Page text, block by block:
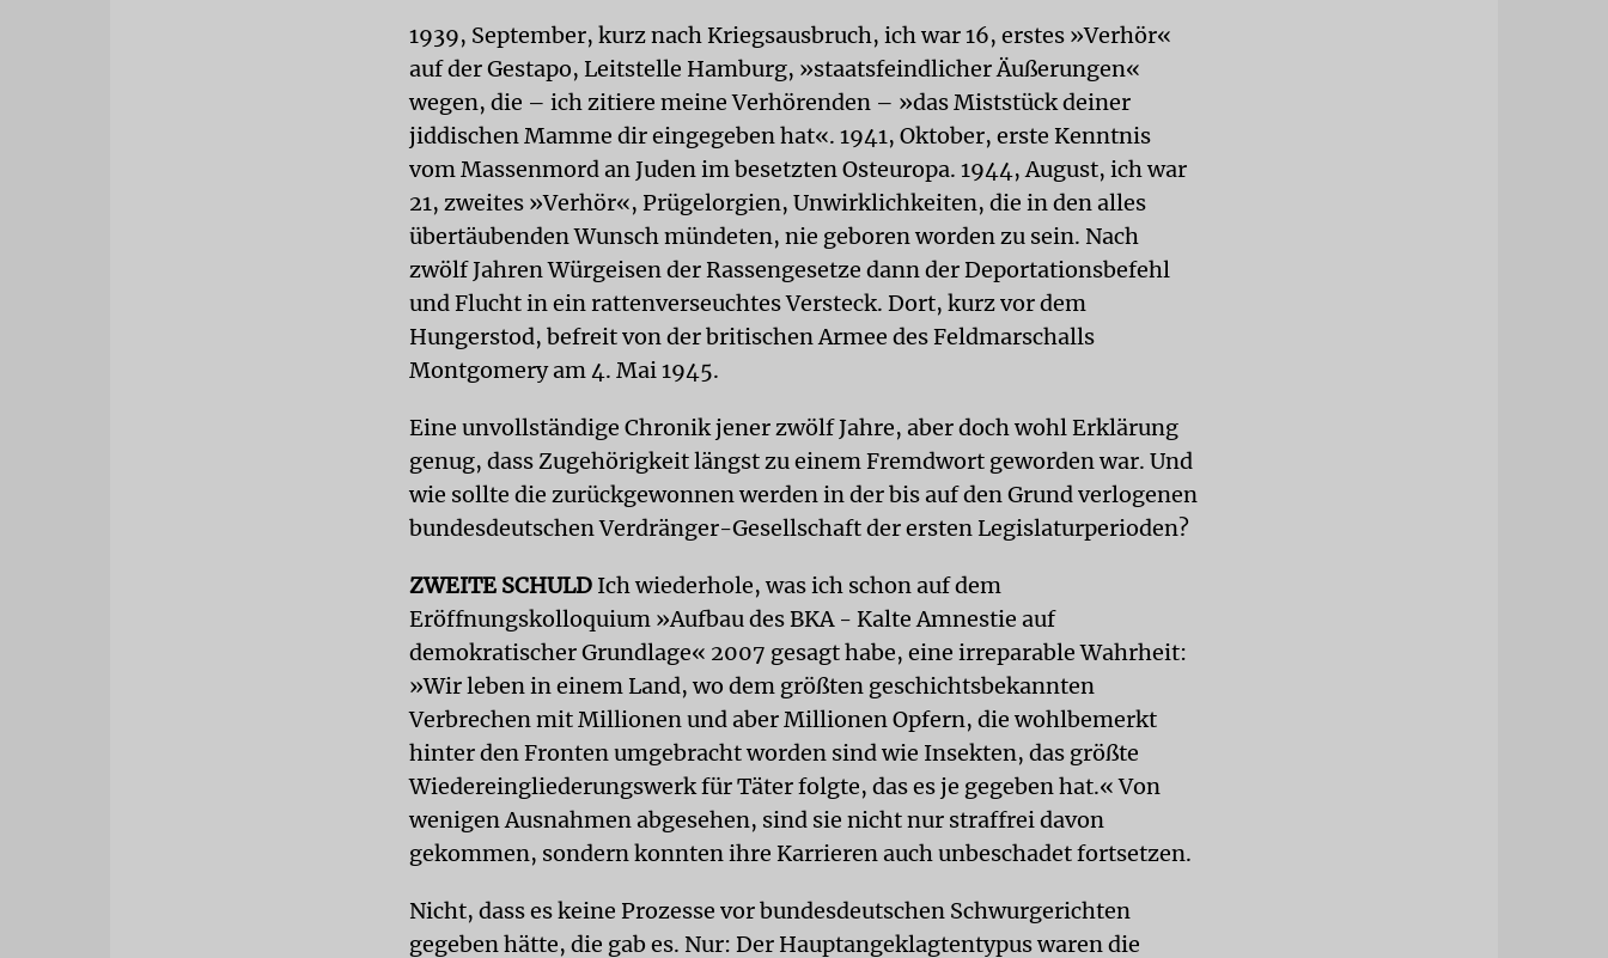
1939, September, kurz nach Kriegsausbruch, ich war 16, erstes »Verhör«
auf der Gestapo, Leitstelle Hamburg, »staatsfeindlicher Äußerungen«
wegen, die – ich zitiere meine Verhörenden – »das Miststück deiner
jiddischen Mamme dir eingegeben hat«. 1941, Oktober, erste Kenntnis
vom Massenmord an Juden im besetzten Osteuropa. 1944, August, ich war
21, zweites »Verhör«, Prügelorgien, Unwirklichkeiten, die in den alles
übertäubenden Wunsch mündeten, nie geboren worden zu sein. Nach
zwölf Jahren Würgeisen der Rassengesetze dann der Deportationsbefehl
und Flucht in ein rattenverseuchtes Versteck. Dort, kurz vor dem
Hungerstod, befreit von der britischen Armee des Feldmarschalls
Montgomery am 4. Mai 1945.
Eine unvollständige Chronik jener zwölf Jahre, aber doch wohl Erklärung
genug, dass Zugehörigkeit längst zu einem Fremdwort geworden war. Und
wie sollte die zurückgewonnen werden in der bis auf den Grund verlogenen
bundesdeutschen Verdränger-Gesellschaft der ersten Legislaturperioden?
ZWEITE SCHULD Ich wiederhole, was ich schon auf dem
Eröffnungskolloquium »Aufbau des BKA - Kalte Amnestie auf
demokratischer Grundlage« 2007 gesagt habe, eine irreparable Wahrheit:
»Wir leben in einem Land, wo dem größten geschichtsbekannten
Verbrechen mit Millionen und aber Millionen Opfern, die wohlbemerkt
hinter den Fronten umgebracht worden sind wie Insekten, das größte
Wiedereingliederungswerk für Täter folgte, das es je gegeben hat.« Von
wenigen Ausnahmen abgesehen, sind sie nicht nur straffrei davon
gekommen, sondern konnten ihre Karrieren auch unbeschadet fortsetzen.
Nicht, dass es keine Prozesse vor bundesdeutschen Schwurgerichten
gegeben hätte, die gab es. Nur: Der Hauptangeklagtentypus waren die